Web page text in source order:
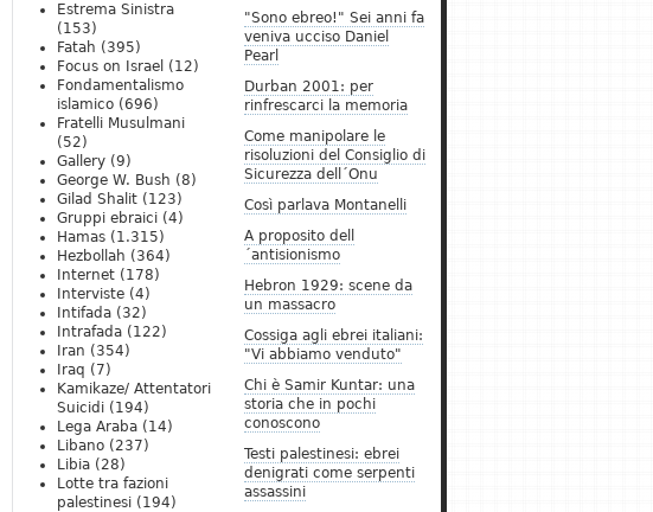
"Sono ebreo!" Sei anni fa
veniva ucciso Daniel
Pearl
Durban 2001: per
rinfrescarci la memoria
Come manipolare le
risoluzioni del Consiglio di
Sicurezza dell´Onu
Così parlava Montanelli
A proposito dell
´antisionismo
Hebron 1929: scene da
un massacro
Cossiga agli ebrei italiani:
"Vi abbiamo venduto"
Chi è Samir Kuntar: una
storia che in pochi
conoscono
Testi palestinesi: ebrei
denigrati come serpenti
assassini
Estrema Sinistra
(153)
Fatah (395)
Focus on Israel (12)
Fondamentalismo
islamico (696)
Fratelli Musulmani
(52)
Gallery (9)
George W. Bush (8)
Gilad Shalit (123)
Gruppi ebraici (4)
Hamas (1.315)
Hezbollah (364)
Internet (178)
Interviste (4)
Intifada (32)
Intrafada (122)
Iran (354)
Iraq (7)
Kamikaze/ Attentatori
Suicidi (194)
Lega Araba (14)
Libano (237)
Libia (28)
Lotte tra fazioni
palestinesi (194)